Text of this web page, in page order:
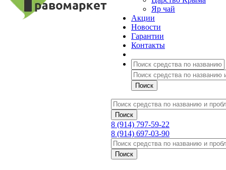
Яр чай
Акции
Новости
Гарантии
Контакты
8 (914) 797-59-22
8 (914) 697-03-90